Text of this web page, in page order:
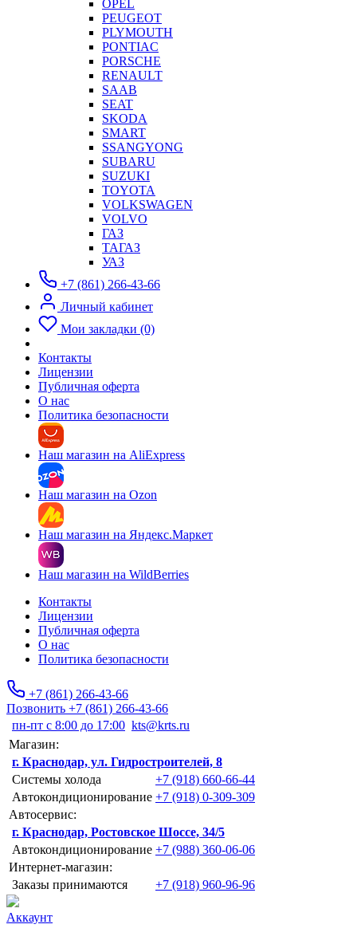
OPEL
PEUGEOT
PLYMOUTH
PONTIAC
PORSCHE
RENAULT
SAAB
SEAT
SKODA
SMART
SSANGYONG
SUBARU
SUZUKI
TOYOTA
VOLKSWAGEN
VOLVO
ГАЗ
ТАГАЗ
УАЗ
+7 (861) 266-43-66
Личный кабинет
Мои закладки (0)
Контакты
Лицензии
Публичная оферта
О нас
Политика безопасности
Наш магазин на AliExpress
Наш магазин на Ozon
Наш магазин на Яндекс.Маркет
Наш магазин на WildBerries
Контакты
Лицензии
Публичная оферта
О нас
Политика безопасности
+7 (861) 266-43-66
Позвонить +7 (861) 266-43-66
пн-пт с 8:00 до 17:00 kts@krts.ru
Магазин:
г. Краснодар, ул. Гидростроителей, 8
Системы холода
+7 (918) 660-66-44
Автокондиционирование +7 (918) 0-309-309
Автосервис:
г. Краснодар, Ростовское Шоссе, 34/5
Автокондиционирование +7 (988) 360-06-06
Интернет-магазин:
Заказы принимаются
+7 (918) 960-96-96
Аккаунт